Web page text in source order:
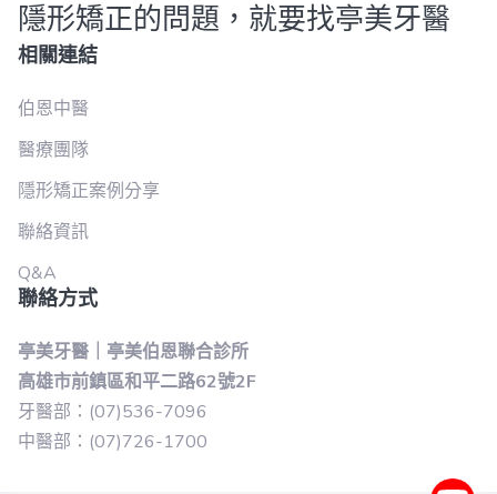
隱形矯正的問題，就要找亭美牙醫
相關連結
伯恩中醫
醫療團隊
隱形矯正案例分享
聯絡資訊
Q&A
聯絡方式
亭美牙醫｜亭美伯恩聯合診所
高雄市前鎮區和平二路62號2F
牙醫部：(07)536-7096
中醫部：(07)726-1700